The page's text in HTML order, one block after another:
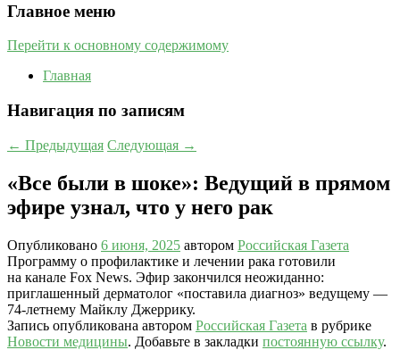
Главное меню
Перейти к основному содержимому
Главная
Навигация по записям
← Предыдущая Следующая →
«Все были в шоке»: Ведущий в прямом
эфире узнал, что у него рак
Опубликовано 6 июня, 2025 автором Российская Газета
Программу о профилактике и лечении рака готовили
на канале Fox News. Эфир закончился неожиданно:
приглашенный дерматолог «поставила диагноз» ведущему —
74-летнему Майклу Джеррику.
Запись опубликована автором Российская Газета в рубрике
Новости медицины. Добавьте в закладки постоянную ссылку.